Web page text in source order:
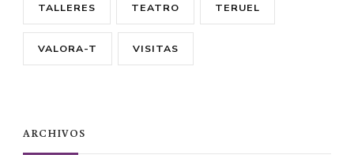
TALLERES TEATRO TERUEL
VALORA-T VISITAS
ARCHIVOS